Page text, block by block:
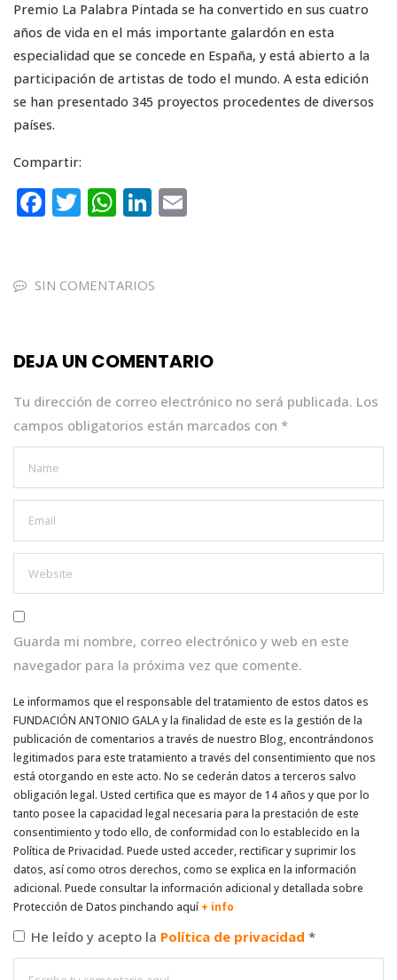
Premio La Palabra Pintada se ha convertido en sus cuatro
años de vida en el más importante galardón en esta
especialidad que se concede en España, y está abierto a la
participación de artistas de todo el mundo. A esta edición
se han presentado 345 proyectos procedentes de diversos
países.
Compartir:
F
e
o
k
T
te
W
ts
p
Li
e
SIN COMENTARIOS
DEJA UN COMENTARIO
Tu dirección de correo electrónico no será publicada. Los
campos obligatorios están marcados con *
Guarda mi nombre, correo electrónico y web en este
navegador para la próxima vez que comente.
Le informamos que el responsable del tratamiento de estos datos es
FUNDACIÓN ANTONIO GALA y la finalidad de este es la gestión de la
publicación de comentarios a través de nuestro Blog, encontrándonos
legitimados para este tratamiento a través del consentimiento que nos
está otorgando en este acto. No se cederán datos a terceros salvo
obligación legal. Usted certifica que es mayor de 14 años y que por lo
tanto posee la capacidad legal necesaria para la prestación de este
consentimiento y todo ello, de conformidad con lo establecido en la
Política de Privacidad. Puede usted acceder, rectificar y suprimir los
datos, así como otros derechos, como se explica en la información
adicional. Puede consultar la información adicional y detallada sobre
Protección de Datos pinchando aquí + info
He leído y acepto la Política de privacidad *